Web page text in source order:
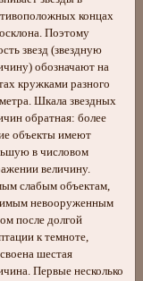
концах
Поэтому
звезд (звездную
обозначают на
кружками разного
Шкала звездных
обратная: более
объекты имеют
в числовом
величину.
слабым объектам,
невооруженным
после долгой
к темноте,
шестая
Первые несколько